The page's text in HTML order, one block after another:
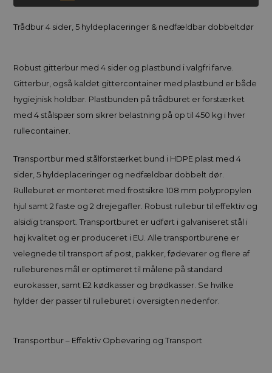
Trådbur 4 sider, 5 hyldeplaceringer & nedfældbar dobbeltdør
Robust gitterbur med 4 sider og plastbund i valgfri farve.
Gitterbur, også kaldet gittercontainer med plastbund er både
hygiejnisk holdbar. Plastbunden på trådburet er forstærket
med 4 stålspær som sikrer belastning på op til 450 kg i hver
rullecontainer.
Transportbur med stålforstærket bund i HDPE plast med 4
sider, 5 hyldeplaceringer og nedfældbar dobbelt dør.
Rulleburet er monteret med frostsikre 108 mm polypropylen
hjul samt 2 faste og 2 drejegafler. Robust rullebur til effektiv og
alsidig transport. Transportburet er udført i galvaniseret stål i
høj kvalitet og er produceret i EU. Alle transportburene er
velegnede til transport af post, pakker, fødevarer og flere af
rulleburenes mål er optimeret til målene på standard
eurokasser, samt E2 kødkasser og brødkasser. Se hvilke
hylder der passer til rulleburet i oversigten nedenfor.
Transportbur – Effektiv Opbevaring og Transport